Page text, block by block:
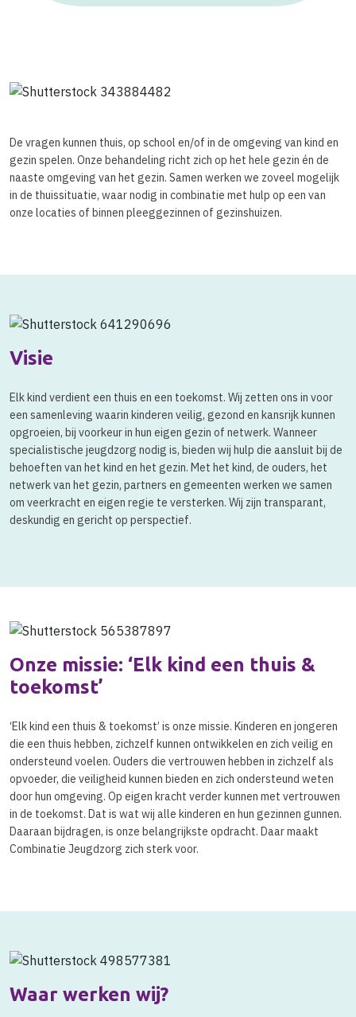
De vragen kunnen thuis, op school en/of in de omgeving van kind en
gezin spelen. Onze behandeling richt zich op het hele gezin én de
naaste omgeving van het gezin. Samen werken we zoveel mogelijk
in de thuissituatie, waar nodig in combinatie met hulp op een van
onze locaties of binnen pleeggezinnen of gezinshuizen.
Visie
Elk kind verdient een thuis en een toekomst. Wij zetten ons in voor
een samenleving waarin kinderen veilig, gezond en kansrijk kunnen
opgroeien, bij voorkeur in hun eigen gezin of netwerk. Wanneer
specialistische jeugdzorg nodig is, bieden wij hulp die aansluit bij de
behoeften van het kind en het gezin. Met het kind, de ouders, het
netwerk van het gezin, partners en gemeenten werken we samen
om veerkracht en eigen regie te versterken. Wij zijn transparant,
deskundig en gericht op perspectief.
Onze missie: ‘Elk kind een thuis &
toekomst’
‘Elk kind een thuis & toekomst’ is onze missie. Kinderen en jongeren
die een thuis hebben, zichzelf kunnen ontwikkelen en zich veilig en
ondersteund voelen. Ouders die vertrouwen hebben in zichzelf als
opvoeder, die veiligheid kunnen bieden en zich ondersteund weten
door hun omgeving. Op eigen kracht verder kunnen met vertrouwen
in de toekomst. Dat is wat wij alle kinderen en hun gezinnen gunnen.
Daaraan bijdragen, is onze belangrijkste opdracht. Daar maakt
Combinatie Jeugdzorg zich sterk voor.
Waar werken wij?